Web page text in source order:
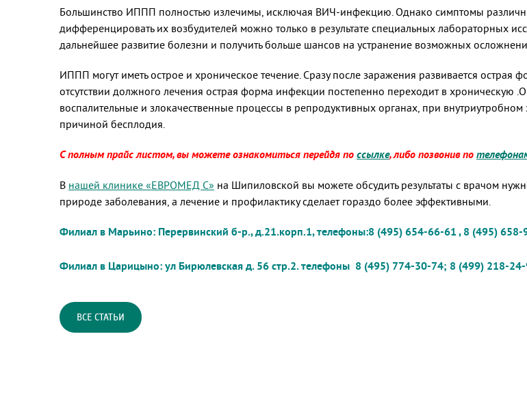
Большинство ИППП полностью излечимы, исключая ВИЧ-инфекцию. Однако симптомы
дифференцировать их возбудителей можно только в результате специальных лабораторных
дальнейшее развитие болезни и получить больше шансов на устранение возможных
ИППП могут иметь острое и хроническое течение. Сразу после заражения развивается
отсутствии должного лечения острая форма инфекции постепенно переходит в хроническую
воспалительные и злокачественные процессы в репродуктивных органах, при
причиной бесплодия.
С полным прайс листом, вы можете ознакомиться перейдя поссылке, либо позвонив по
В нашей клинике «ЕВРОМЕД С» на Шипиловской вы можете обсудить результаты с врачом
природе заболевания, а лечение и профилактику сделает гораздо более эффективными.
Филиал в Марьино: Перервинский б-р., д.21.корп.1, телефоны:8 (495) 654-66-61 , 8 (495) 658-
Филиал в Царицыно: ул Бирюлевская д. 56 стр.2. телефоны 8 (495) 774-30-74; 8 (499) 218-
ВСЕ СТАТЬИ